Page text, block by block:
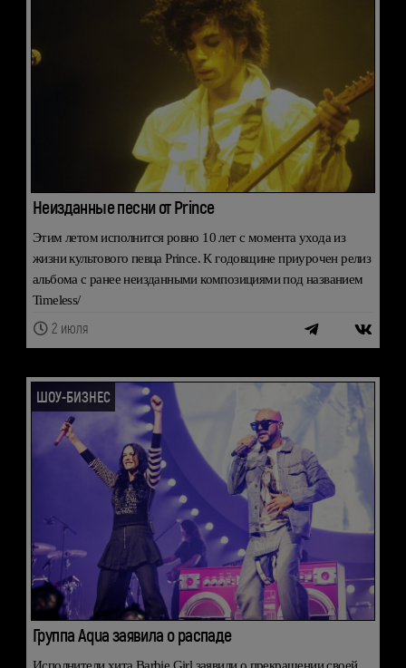
Неизданные песни от Prince
Этим летом исполнится ровно 10 лет с момента ухода из
жизни культового певца Prince. К годовщине приурочен релиз
альбома с ранее неизданными композициями под названием
Timeless/
2 июля
ШОУ-БИЗНЕС
Группа Aqua заявила о распаде